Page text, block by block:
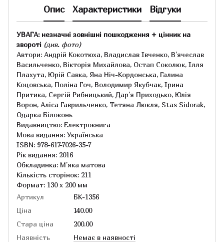
Опис Характеристики Відгуки
УВАГА: незначні зовнішні пошкодження + цінник на
звороті (див. фото)
Автори: Андрій Кокотюха, Владислав Івченко, В’ячеслав
Васильченко, Вікторія Михайлова, Остап Соколюк, Ілля
Плахута, Юрій Савка, Яна Ніч-Кордонська, Галина
Коцовська, Поліна Гоч, Володимир Якубчак, Ірина
Притика, Сергій Рибницький, Дар'я Приходько, Юлія
Ворон, Аліса Гаврильченко, Тетяна Люкля, Stas Sidorak,
Одарка Білоконь
Видавництво: Електрокнига
Мова видання: Українська
ISBN: 978-617-7026-35-7
Рік видання: 2016
Обкладинка: М'яка матова
Кількість сторінок: 211
Формат: 130 x 200 мм
Артикул
БК-1356
Ціна
140.00
Стара ціна
200.00
Наявність
Немає в наявності